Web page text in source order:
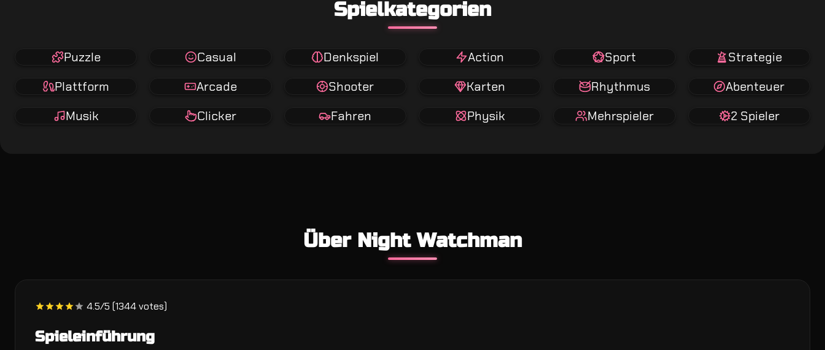
Spielkategorien
Puzzle Casual Denkspiel Action Sport
Strategie
Plattform
Arcade Shooter Karten Rhythmus
Abenteuer
Musik
Clicker Fahren Physik Mehrspieler 2 Spieler
Über Night Watchman
4.5/5 (1344 votes)
Spieleinführung